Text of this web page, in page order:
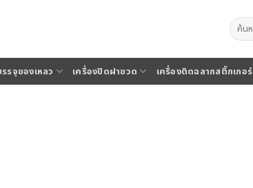
ค้นหา:
รจุของเหลว เครื่องปิดฝาขวด เครื่องติดฉลากสติ๊กเกอร์